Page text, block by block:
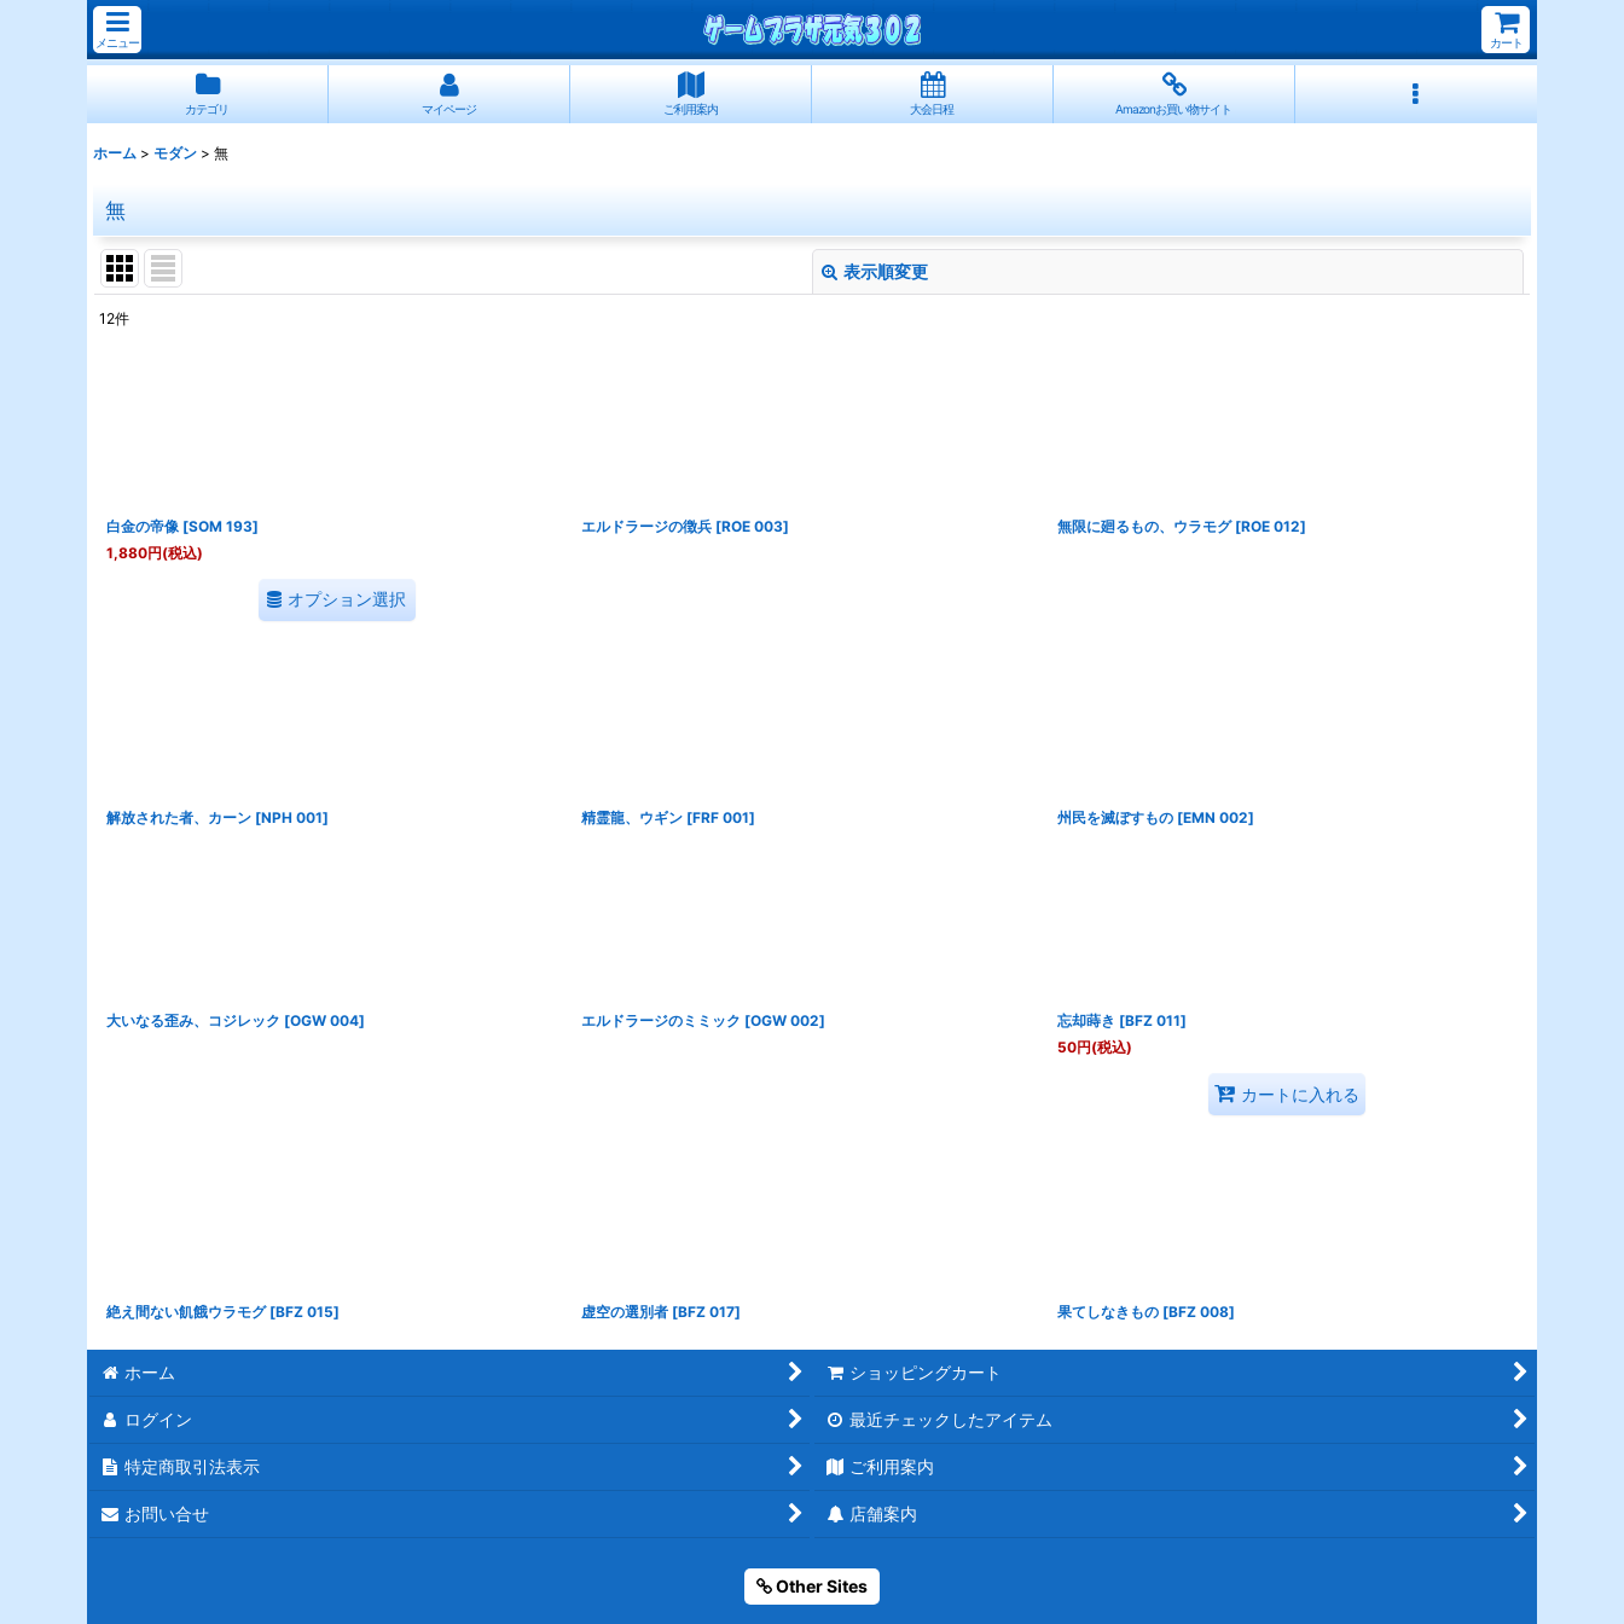
メニュー カート
カテゴリ マイページ ご利用案内 大会日程 Amazonお買い物サイト
ホーム > モダン > 無
無
表示順変更
12件
白金の帝像 [SOM 193]
1,880円(税込)
オプション選択
エルドラージの徴兵 [ROE 003] 無限に廻るもの、ウラモグ [ROE 012]
解放された者、カーン [NPH 001] 精霊龍、ウギン [FRF 001] 州民を滅ぼすもの [EMN 002]
大いなる歪み、コジレック [OGW 004] エルドラージのミミック [OGW 002] 忘却蒔き [BFZ 011]
50円(税込)
カートに入れる
絶え間ない飢餓ウラモグ [BFZ 015] 虚空の選別者 [BFZ 017] 果てしなきもの [BFZ 008]
ホーム ショッピングカート
ログイン 最近チェックしたアイテム
特定商取引法表示 ご利用案内
お問い合せ 店舗案内
Other Sites